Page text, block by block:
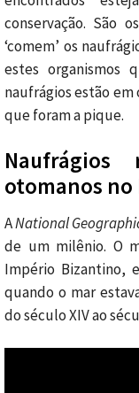
conservação. São
‘comem’ os
estes organismos
naufrágios estão
que foram a pique.
otomanos no
ANational
de um milênio. O
Império Bizantino,
quando o mar
do século XIV ao